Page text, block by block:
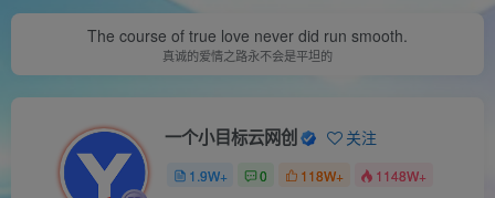
The course of true love never did run smooth.
真诚的爱情之路永不会是平坦的
一个小目标云网创 关注
1.9W+ 0 118W+ 1148W+